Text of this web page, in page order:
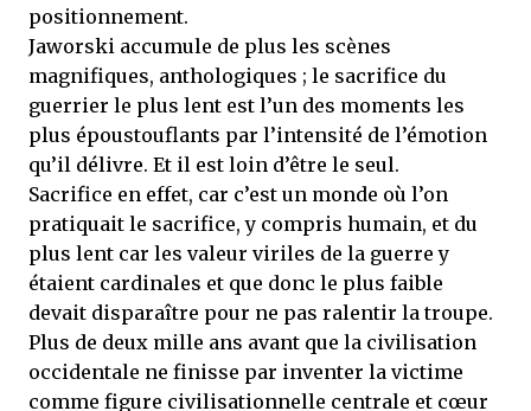
positionnement.
Jaworski accumule de plus les scènes
magnifiques, anthologiques ; le sacrifice du
guerrier le plus lent est l’un des moments les
plus époustouflants par l’intensité de l’émotion
qu’il délivre. Et il est loin d’être le seul.
Sacrifice en effet, car c’est un monde où l’on
pratiquait le sacrifice, y compris humain, et du
plus lent car les valeur viriles de la guerre y
étaient cardinales et que donc le plus faible
devait disparaître pour ne pas ralentir la troupe.
Plus de deux mille ans avant que la civilisation
occidentale ne finisse par inventer la victime
comme figure civilisationnelle centrale et cœur